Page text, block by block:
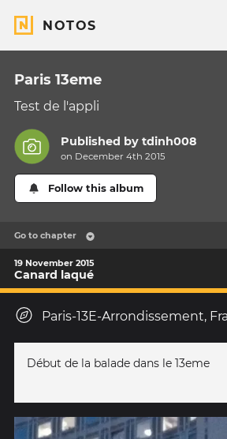
NOTOS
Paris 13eme
Test de l'appli
Published bytdinh008
on December 4th 2015
Follow this album
Go to chapter
19 November 2015
Canard laqué
Paris-13E-Arrondissement,
Début de la balade dans le 13eme